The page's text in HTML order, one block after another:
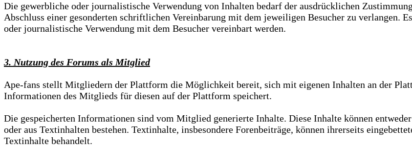
Die gewerbliche oder journalistische Verwendung von Inhalten bedarf der ausdrücklichen
Abschluss einer gesonderten schriftlichen Vereinbarung mit dem jeweiligen Besucher zu verlangen.
oder journalistische Verwendung mit dem Besucher vereinbart werden.
3. Nutzung des Forums als Mitglied
Ape-fans stellt Mitgliedern der Plattform die Möglichkeit bereit, sich mit eigenen Inhalten an der
Informationen des Mitglieds für diesen auf der Plattform speichert.
Die gespeicherten Informationen sind vom Mitglied generierte Inhalte. Diese Inhalte können
oder aus Textinhalten bestehen. Textinhalte, insbesondere Forenbeiträge, können ihrerseits
Textinhalte behandelt.